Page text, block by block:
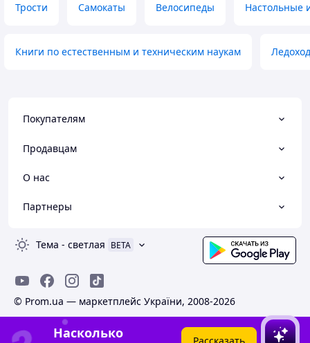
Трости Самокаты Велосипеды Настольные
Книги по естественным и техническим наукам
Покупателям
Продавцам
О нас
Партнеры
Тема - светлая BETA
© Prom.ua — маркетплейс України, 2008-2026
Насколько